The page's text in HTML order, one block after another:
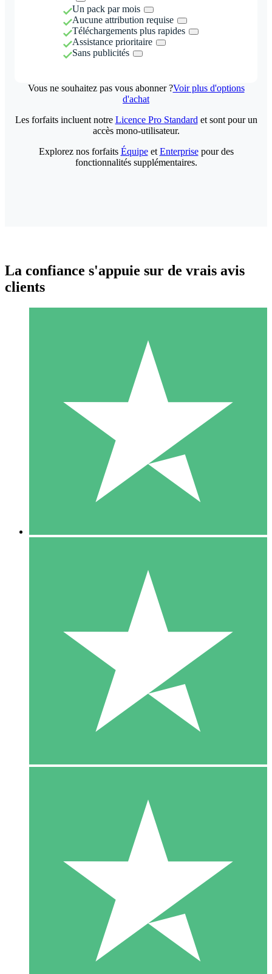
Un pack par mois
Aucune attribution requise
Téléchargements plus rapides
Assistance prioritaire
Sans publicités
Vous ne souhaitez pas vous abonner ?Voir plus d'options
d'achat
Packs de Crédits Individuels
Payez à l'utilisation avec des crédits de téléchargement. Sans
1 Téléchargement
10 00
10 Téléchargements
20 00
Les forfaits incluent notre Licence Pro Standard et sont pour un
accès mono-utilisateur.
Explorez nos forfaits Équipeet Enterprisepour des
fonctionnalités supplémentaires.
La confiance s'appuie sur de vrais avis
clients